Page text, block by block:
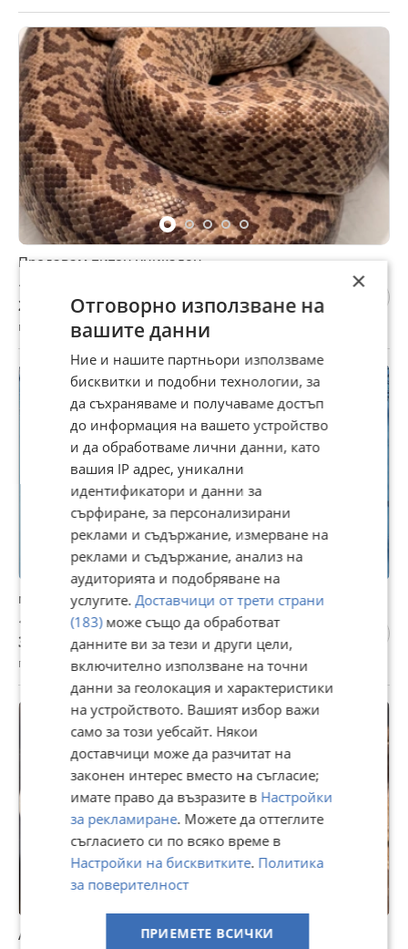
Продавам питон уникален
1 500 €
2 933,75 лв
гр. Велико Търново, В.Търново Хилс, 27 юли
мъжки кралски питон
180 €
352,05 лв
гр. Попово, Търговище, 23 юли
Африкански черен смок
×
Отговорно използване на
вашите данни
Ние и нашите партньори използваме
бисквитки и подобни технологии, за
да съхраняваме и получаваме достъп
до информация на вашето устройство
и да обработваме лични данни, като
вашия IP адрес, уникални
идентификатори и данни за
сърфиране, за персонализирани
реклами и съдържание, измерване на
реклами и съдържание, анализ на
аудиторията и подобряване на
услугите.Доставчици от трети страни
(183)може също да обработват
данните ви за тези и други цели,
включително използване на точни
данни за геолокация и характеристики
на устройството. Вашият избор важи
само за този уебсайт. Някои
доставчици може да разчитат на
законен интерес вместо на съгласие;
имате право да възразите в Настройки
за рекламиране. Можете да оттеглите
съгласието си по всяко време в
Настройки на бисквитките. Политика
за поверителност
ПРИЕМЕТЕ ВСИЧКИ